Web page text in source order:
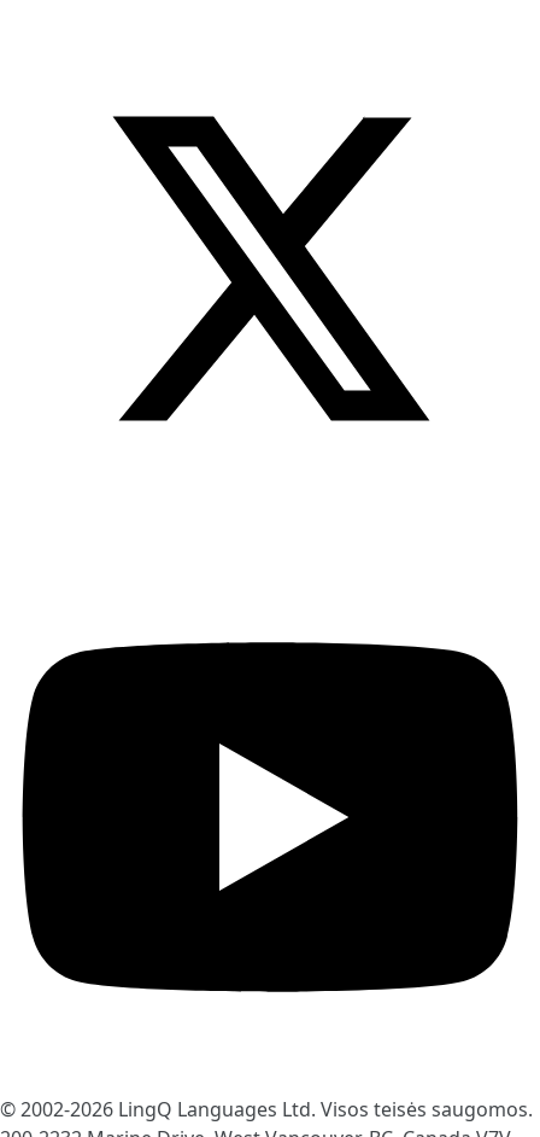
© 2002-2026 LingQ Languages Ltd. Visos teisės saugomos.